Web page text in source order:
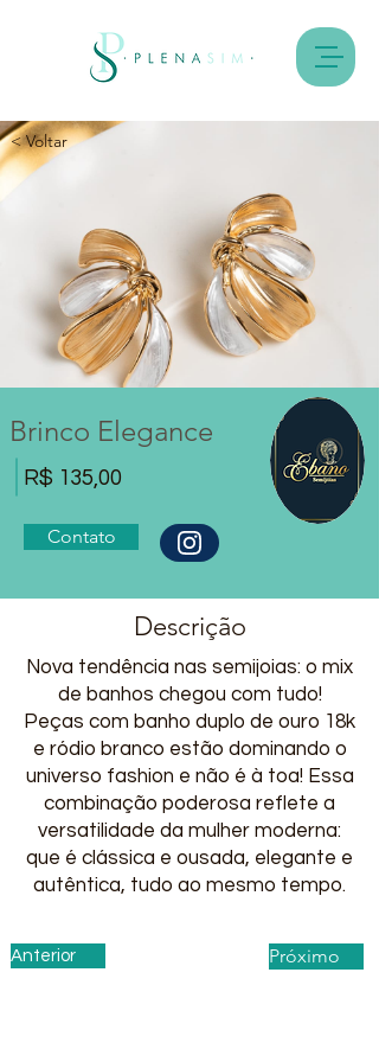
< Voltar
Brinco Elegance
R$ 135,00
Contato
Descrição
Nova tendência nas semijoias: o mix
de banhos chegou com tudo!
Peças com banho duplo de ouro 18k
e ródio branco estão dominando o
universo fashion e não é à toa! Essa
combinação poderosa reflete a
versatilidade da mulher moderna:
que é clássica e ousada, elegante e
autêntica, tudo ao mesmo tempo.
Anterior Próximo